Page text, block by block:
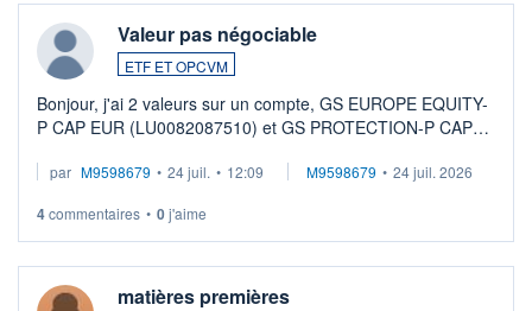
Valeur pas négociable
ETF ET OPCVM
Bonjour, j'ai 2 valeurs sur un compte, GS EUROPE EQUITY-
P CAP EUR (LU0082087510) et GS PROTECTION-P CAP
veux procéder à la vente, on me signale ...
par M9598679 • 24 juil. • 12:09 M9598679 • 24 juil. 2026
4commentaires • 0j'aime
matières premières